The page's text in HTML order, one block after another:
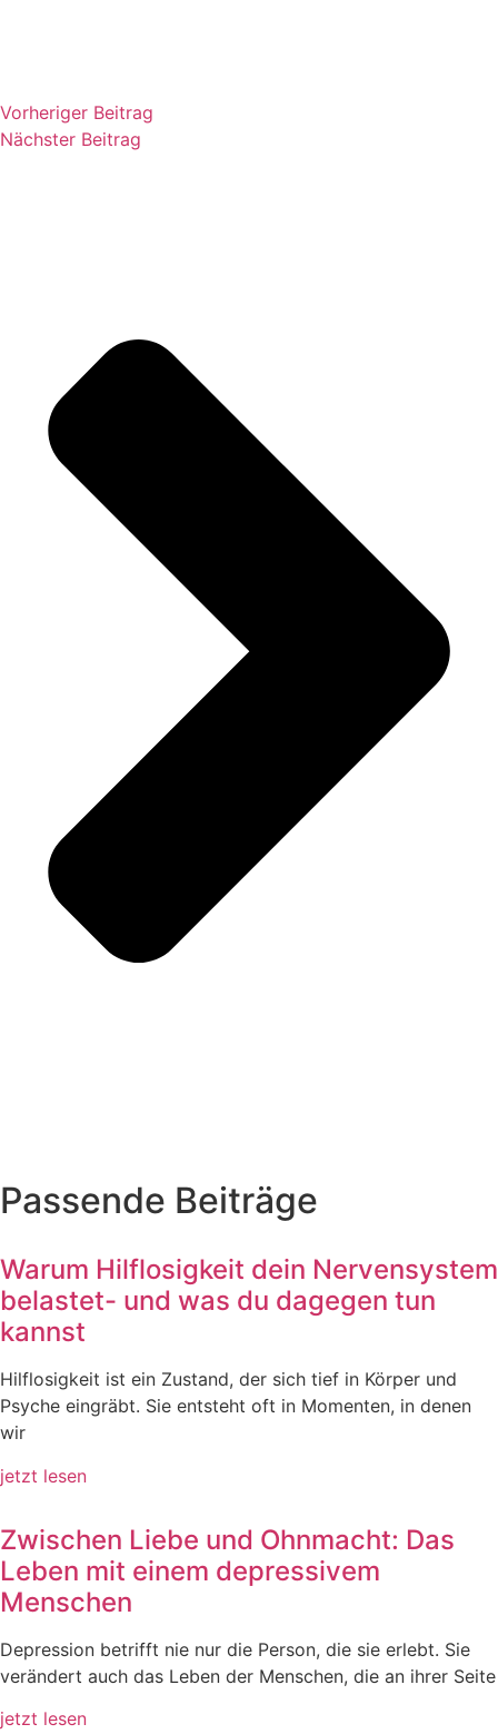
Vorheriger Beitrag
Nächster Beitrag
Passende Beiträge
Warum Hilflosigkeit dein Nervensystem
belastet- und was du dagegen tun
kannst
Hilflosigkeit ist ein Zustand, der sich tief in Körper und
Psyche eingräbt. Sie entsteht oft in Momenten, in denen
wir
jetzt lesen
Zwischen Liebe und Ohnmacht: Das
Leben mit einem depressivem
Menschen
Depression betrifft nie nur die Person, die sie erlebt. Sie
verändert auch das Leben der Menschen, die an ihrer Seite
jetzt lesen